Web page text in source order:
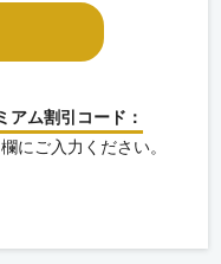
アム割引コード：
にご入力ください。